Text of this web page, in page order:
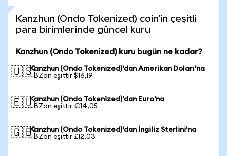
Kanzhun (Ondo Tokenized) coin'in çeşitli
para birimlerinde güncel kuru
Kanzhun (Ondo Tokenized) kuru bugün ne kadar?
🇺🇸Kanzhun (Ondo Tokenized)'dan Amerikan Doları'na
1 BZon eşittir $16,19
🇪🇺Kanzhun (Ondo Tokenized)'dan Euro'na
1 BZon eşittir €14,05
🇬🇧Kanzhun (Ondo Tokenized)'dan İngiliz Sterlini'na
1 BZon eşittir £12,03